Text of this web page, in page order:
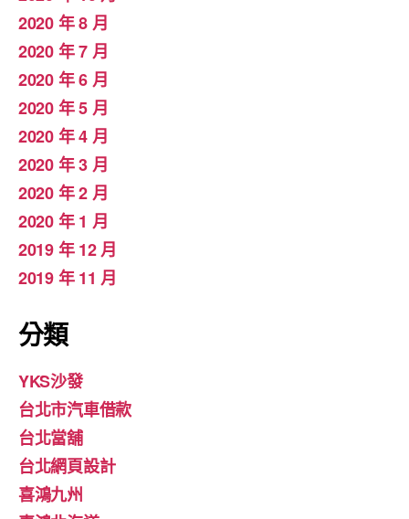
2020 年 8 月
2020 年 7 月
2020 年 6 月
2020 年 5 月
2020 年 4 月
2020 年 3 月
2020 年 2 月
2020 年 1 月
2019 年 12 月
2019 年 11 月
分類
YKS沙發
台北市汽車借款
台北當舖
台北網頁設計
喜鴻九州